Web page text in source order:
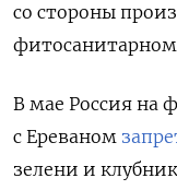
со стороны
В мае Россия на
с Ереваном
зелени и